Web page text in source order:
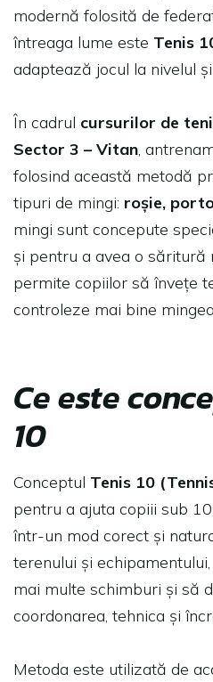
modernă folosită de
întreaga lume este Tenis
adaptează jocul la nivelul
În cadrul cursurilor de
Sector 3 – Vitan,
folosind această metodă
tipuri de mingi: roșie,
mingi sunt concepute
și pentru a avea o săritură
permite copiilor să învețe
controleze mai bine
Ce este
10
Conceptul Tenis 10
pentru a ajuta copiii sub
într-un mod corect și
terenului și
mai multe schimburi și să
coordonarea, tehnica și
Metoda este utilizată de